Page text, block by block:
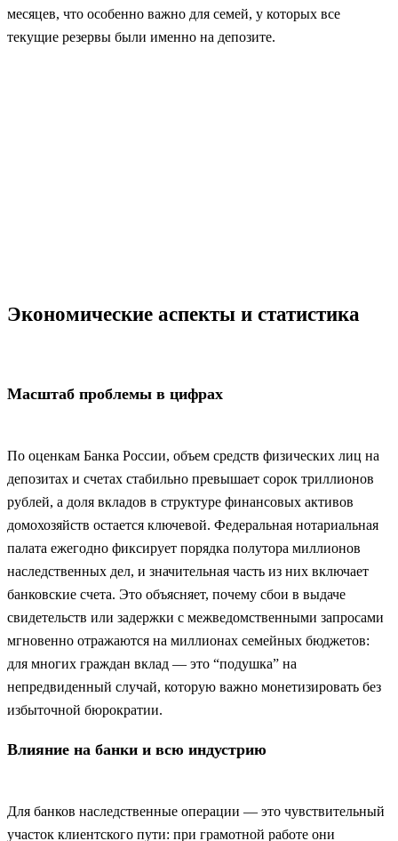
месяцев, что особенно важно для семей, у которых все
текущие резервы были именно на депозите.
Экономические аспекты и статистика
Масштаб проблемы в цифрах
По оценкам Банка России, объем средств физических лиц на
депозитах и счетах стабильно превышает сорок триллионов
рублей, а доля вкладов в структуре финансовых активов
домохозяйств остается ключевой. Федеральная нотариальная
палата ежегодно фиксирует порядка полутора миллионов
наследственных дел, и значительная часть из них включает
банковские счета. Это объясняет, почему сбои в выдаче
свидетельств или задержки с межведомственными запросами
мгновенно отражаются на миллионах семейных бюджетов:
для многих граждан вклад — это “подушка” на
непредвиденный случай, которую важно монетизировать без
избыточной бюрократии.
Влияние на банки и всю индустрию
Для банков наследственные операции — это чувствительный
участок клиентского пути: при грамотной работе они